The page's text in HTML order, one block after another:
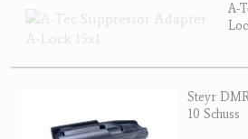
Sonstige Munition
Zubehör
A-
Steyr
10 Schuss